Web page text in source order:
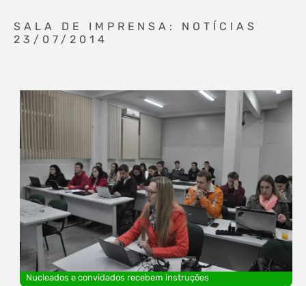
SALA DE IMPRENSA: NOTÍCIAS
23/07/2014
Nucleados e convidados recebem instruções